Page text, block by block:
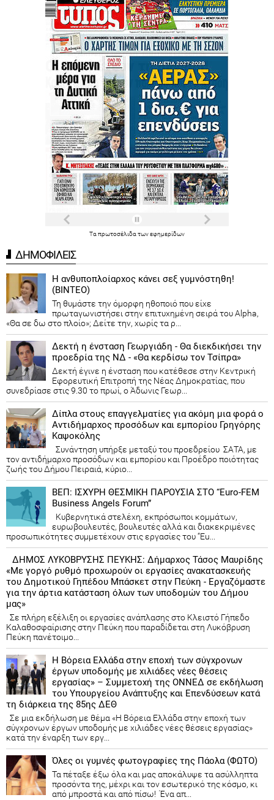
Τα πρωτοσέλιδα τωνεφημερίδων
ΔΗΜΟΦΙΛΕΙΣ
Η ανθυποπλοίαρχος κάνει σεξ γυμνόστηθη!
(ΒΙΝΤΕΟ)
Τη θυμάστε την όμορφη ηθοποιό που είχε
πρωταγωνιστήσει στην επιτυχημένη σειρά του Alpha,
«Θα σε δω στο πλοίο»; Δείτε την, χωρίς τα ρ...
Δεκτή η ένσταση Γεωργιάδη - Θα διεκδικήσει την
προεδρία της ΝΔ - «Θα κερδίσω τον Τσίπρα»
Δεκτή έγινε η ένσταση που κατέθεσε στην Κεντρική
Εφορευτική Επιτροπή της Νέας Δημοκρατίας, που
συνεδρίασε στις 9.30 το πρωί, ο Άδωνις Γεωρ...
Δίπλα στους επαγγελματίες για ακόμη μια φορά ο
Αντιδήμαρχος προσόδων και εμπορίου Γρηγόρης
Καψοκόλης
Συνάντηση υπήρξε μεταξύ του προεδρείου ΣΑΤΑ, με
τον αντιδήμαρχο προσόδων και εμπορίου και Προέδρο ποιότητας
ζωής του Δήμου Πειραιά, κύριο...
ΒΕΠ: ΙΣΧΥΡΗ ΘΕΣΜΙΚΗ ΠΑΡΟΥΣΙΑ ΣΤΟ “Euro-FEM
Business Angels Forum”
Κυβερνητικά στελέχη, εκπρόσωποι κομμάτων,
ευρωβουλευτές, βουλευτές αλλά και διακεκριμένες
προσωπικότητες συμμετέχουν στις εργασίες του “Eu...
ΔΗΜΟΣ ΛΥΚΟΒΡΥΣΗΣ ΠΕΥΚΗΣ: Δήμαρχος Τάσος Μαυρίδης
«Με γοργό ρυθμό προχωρούν οι εργασίες ανακατασκευής
του Δημοτικού Γηπέδου Μπάσκετ στην Πεύκη - Εργαζόμαστε
για την άρτια κατάσταση όλων των υποδομών του Δήμου
μας»
Σε πλήρη εξέλιξη οι εργασίες ανάπλασης στο Κλειστό Γήπεδο
Καλαθοσφαίρισης στην Πεύκη που παραδίδεται στη Λυκόβρυση
Πεύκη πανέτοιμο...
Η Βόρεια Ελλάδα στην εποχή των σύγχρονων
έργων υποδομής με χιλιάδες νέες θέσεις
εργασίας» – Συμμετοχή της ΟΝΝΕΔ σε εκδήλωση
του Υπουργείου Ανάπτυξης και Επενδύσεων κατά
τη διάρκεια της 85ης ΔΕΘ
Σε μια εκδήλωση με θέμα «Η Βόρεια Ελλάδα στην εποχή των
σύγχρονων έργων υποδομής με χιλιάδες νέες θέσεις εργασίας»
κατά την έναρξη των εργ...
Όλες οι γυμνές φωτογραφίες της Πάολα (ΦΩΤΟ)
Τα πέταξε έξω όλα και μας αποκάλυψε τα ασύλληπτα
προσόντα της, μέχρι και τον εσωτερικό της κόσμο, κι
από μπροστά και από πίσω! Ένα απ...